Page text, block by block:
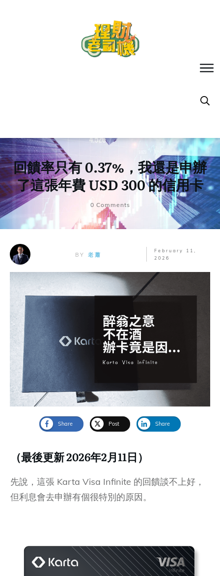
回饋率只有 0.37%，我還是申辦
了這張年費 USD 300 的信用卡
0 Comments
BY 老蕭
February 11,
2026
Share Post Share
（最後更新 2026年2月11日）
先說，這張 Karta Visa Infinite 的回饋談不上好，
但利息會去申辦有個很特別的原因。